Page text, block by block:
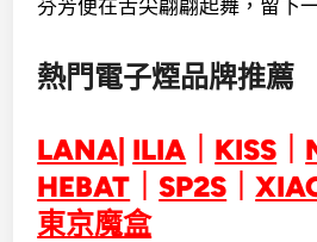
芬芳便在舌尖翩翩起舞，留下
熱門電子煙品牌推薦
LANA ILIA KISS
HEBAT ｜SP2S ｜
東京魔盒